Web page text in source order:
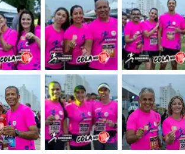
&nbsp; &nbsp;
&nbsp; &nbsp;